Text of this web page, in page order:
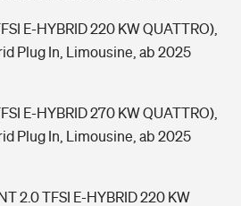
E-HYBRID 220 KW QUATTRO),
Plug In, Limousine, ab 2025
E-HYBRID 270 KW QUATTRO),
Plug In, Limousine, ab 2025
2.0 TFSI E-HYBRID 220 KW